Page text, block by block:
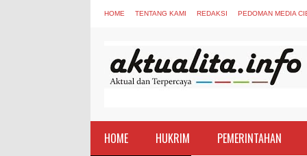
HOME TENTANG KAMI REDAKSI PEDOMAN MEDIA
HOME HUKRIM PEMERINTAHAN